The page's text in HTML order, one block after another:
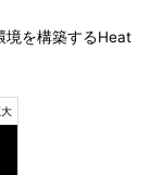
を構築するHeat